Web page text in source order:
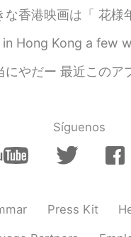
The Mood For Love)、撮影の技巧は素晴らしいと思います。 昔の香港女性は旗袍（チイパオ
a few weeks for work ! Mom’s not here , so I
の？ すぐ「近く住んでるね！」「お酒飲みに行かない？」「いつか君の手料理を食べてみたい」みたいな
Síguenos
Press Kit